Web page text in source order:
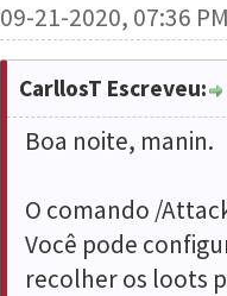
09-21-2020, 07:36
CarllosT Escreveu:
Boa noite, manin.
O comando /
Você pode
recolher os loots